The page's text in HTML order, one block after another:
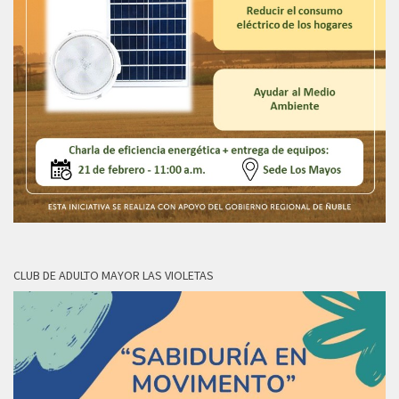
CLUB DE ADULTO MAYOR LAS VIOLETAS